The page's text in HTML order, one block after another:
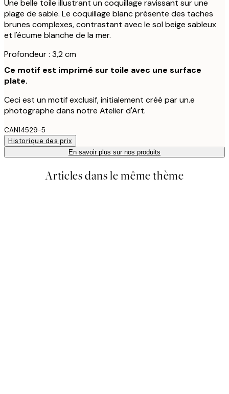
Une belle toile illustrant un coquillage ravissant sur une
plage de sable. Le coquillage blanc présente des taches
brunes complexes, contrastant avec le sol beige sableux
et l'écume blanche de la mer.
Profondeur : 3,2 cm
Ce motif est imprimé sur toile avec une surface
plate.
Ceci est un motif exclusif, initialement créé par un.e
photographe dans notre Atelier d'Art.
CAN14529-5
Historique des prix
En savoir plus sur nos produits
Articles dans le même thème